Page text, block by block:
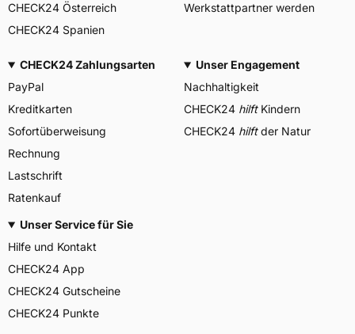
CHECK24 Österreich
CHECK24 Spanien
Werkstattpartner werden
CHECK24 Zahlungsarten
PayPal
Kreditkarten
Sofortüberweisung
Rechnung
Lastschrift
Ratenkauf
Unser Engagement
Nachhaltigkeit
CHECK24 hilftKindern
CHECK24 hilftder Natur
Unser Service für Sie
Hilfe und Kontakt
CHECK24 App
CHECK24 Gutscheine
CHECK24 Punkte